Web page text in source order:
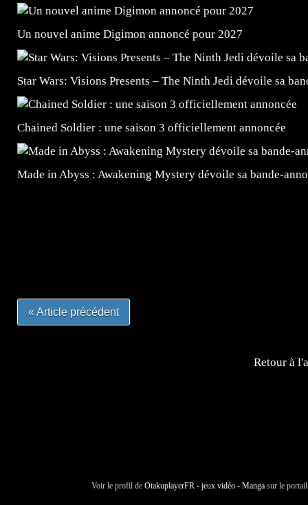
Un nouvel anime Digimon annoncé pour 2027
Star Wars: Visions Presents – The Ninth Jedi dévoile sa
Chained Soldier : une saison 3 officiellement annoncée
Made in Abyss : Awakening Mystery dévoile sa bande-
« Article précédent
Retour à
Voir le profil de OtakuplayerFR - jeux vidéo - Manga sur le